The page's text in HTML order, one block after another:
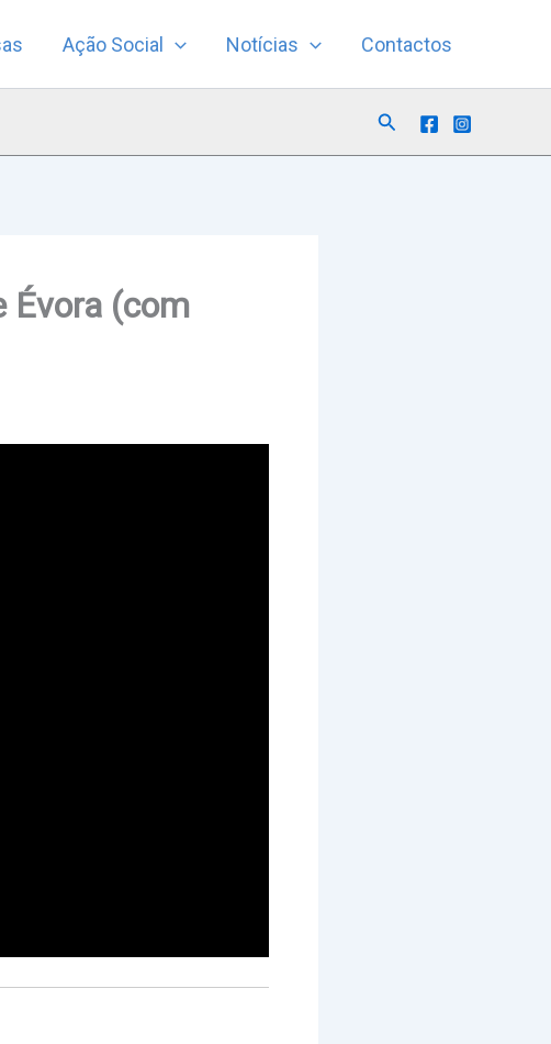
Ação Social Notícias Contactos
Search
Évora (com